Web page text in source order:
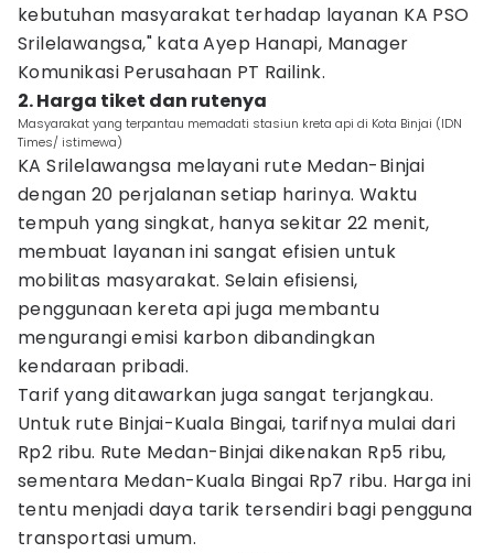
kebutuhan masyarakat terhadap layanan KA PSO
Srilelawangsa," kata Ayep Hanapi, Manager
Komunikasi Perusahaan PT Railink.
2. Harga tiket dan rutenya
Masyarakat yang terpantau memadati stasiun kreta api di Kota Binjai (IDN
Times/ istimewa)
KA Srilelawangsa melayani rute Medan-Binjai
dengan 20 perjalanan setiap harinya. Waktu
tempuh yang singkat, hanya sekitar 22 menit,
membuat layanan ini sangat efisien untuk
mobilitas masyarakat. Selain efisiensi,
penggunaan kereta api juga membantu
mengurangi emisi karbon dibandingkan
kendaraan pribadi.
Tarif yang ditawarkan juga sangat terjangkau.
Untuk rute Binjai-Kuala Bingai, tarifnya mulai dari
Rp2 ribu. Rute Medan-Binjai dikenakan Rp5 ribu,
sementara Medan-Kuala Bingai Rp7 ribu. Harga ini
tentu menjadi daya tarik tersendiri bagi pengguna
transportasi umum.